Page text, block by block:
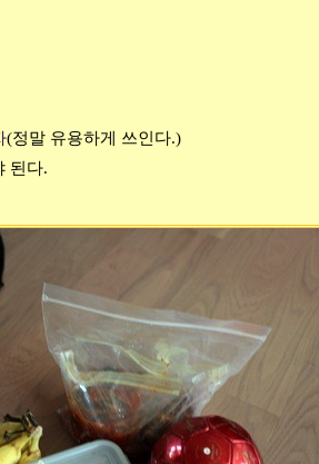
(정말 유용하게 쓰인다.)
된다.